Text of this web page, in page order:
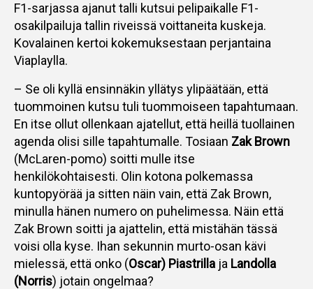
F1-sarjassa ajanut talli kutsui pelipaikalle F1-
osakilpailuja tallin riveissä voittaneita kuskeja.
Kovalainen kertoi kokemuksestaan perjantaina
Viaplaylla.
– Se oli kyllä ensinnäkin yllätys ylipäätään, että
tuommoinen kutsu tuli tuommoiseen tapahtumaan.
En itse ollut ollenkaan ajatellut, että heillä tuollainen
agenda olisi sille tapahtumalle. Tosiaan Zak Brown
(McLaren-pomo) soitti mulle itse
henkilökohtaisesti. Olin kotona polkemassa
kuntopyörää ja sitten näin vain, että Zak Brown,
minulla hänen numero on puhelimessa. Näin että
Zak Brown soitti ja ajattelin, että mistähän tässä
voisi olla kyse. Ihan sekunnin murto-osan kävi
mielessä, että onko (Oscar) Piastrilla ja Landolla
(Norris) jotain ongelmaa?